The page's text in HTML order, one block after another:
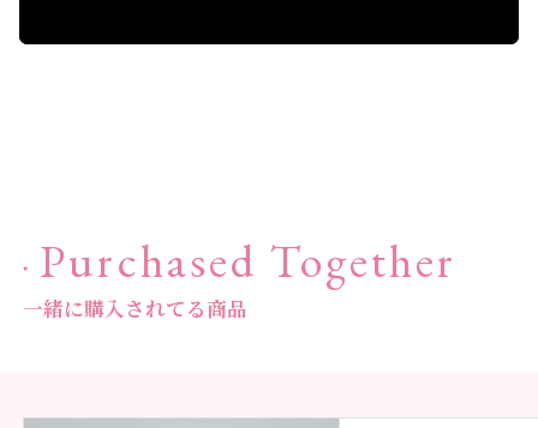
Purchased Together
一緒に購入されてる商品